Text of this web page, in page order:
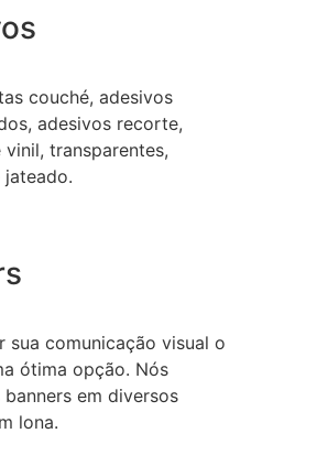
couché, adesivos
adesivos recorte,
transparentes,
sua comunicação visual o
ótima opção. Nós
em diversos
lona.